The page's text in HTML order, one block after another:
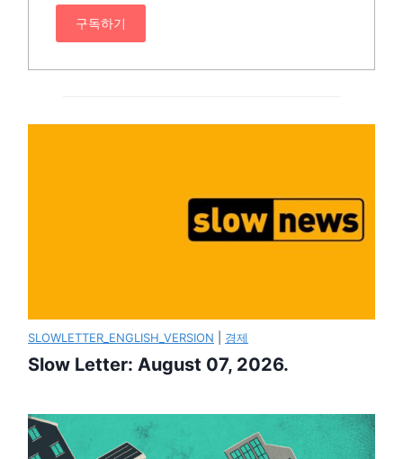
구독하기
SLOWLETTER_ENGLISH_VERSION 경제
Slow Letter: August 07, 2026.